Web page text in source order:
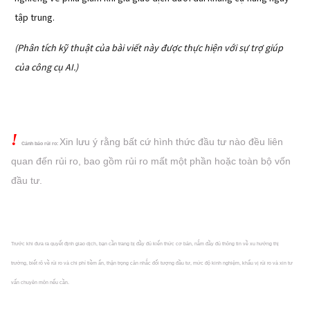
tập trung.
(Phân tích kỹ thuật của bài viết này được thực hiện với sự trợ giúp
của công cụ AI.)
! Cảnh báo rủi ro: Xin lưu ý rằng bất cứ hình thức đầu tư nào đều liên
quan đến rủi ro, bao gồm rủi ro mất một phần hoặc toàn bộ vốn
đầu tư.
Trước khi đưa ra quyết định giao dịch, bạn cần trang bị đầy đủ kiến thức cơ bản, nắm đầy đủ thông tin về xu hướng thị
trường, biết rõ về rủi ro và chi phí tiềm ẩn, thận trọng cân nhắc đối tượng đầu tư, mức độ kinh nghiệm, khẩu vị rủi ro và xin tư
vấn chuyên môn nếu cần.